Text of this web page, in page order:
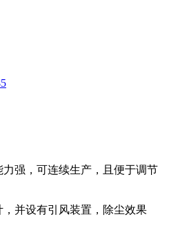
强，可连续生产，且便于调节
并设有引风装置，除尘效果